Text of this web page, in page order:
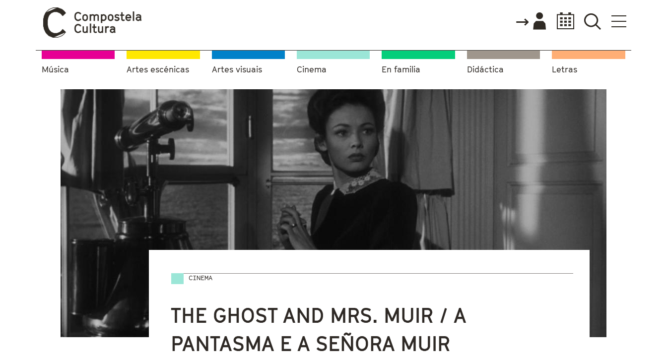
Música Artes escénicas Artes visuais Cinema En familia Didáctica Letras
CINEMA
Vostede está aquí
THE GHOST AND MRS. MUIR / A
PANTASMA E A SEÑORA MUIR